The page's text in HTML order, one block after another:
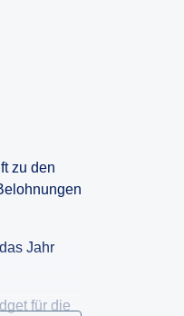
zu den
Jahr
für die